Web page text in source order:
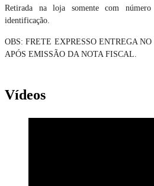
Retirada na loja somente com
identificação.
OBS: FRETE EXPRESSO ENTREGA
APÓS EMISSÃO DA NOTA FISCAL.
Vídeos